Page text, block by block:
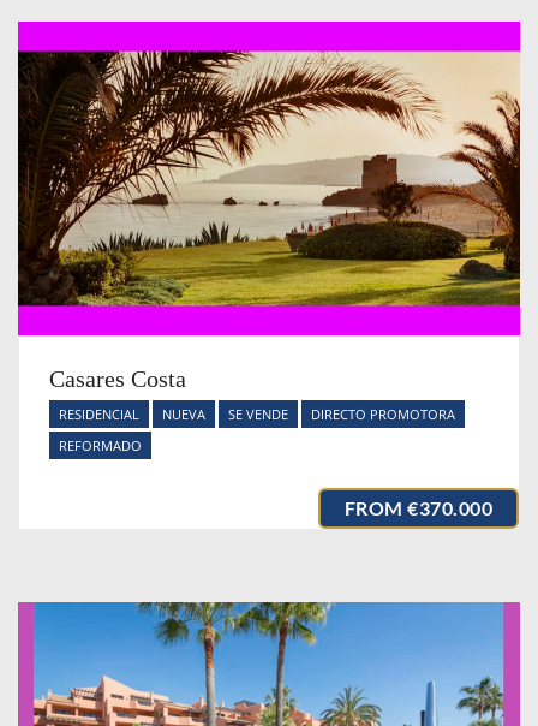
Casares Costa
RESIDENCIAL NUEVA SE VENDE
DIRECTO PROMOTORA
REFORMADO
FROM €370.000